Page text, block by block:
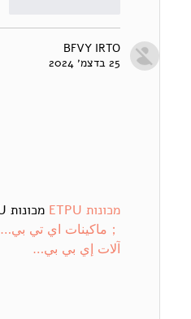
BFVY IRTO
25 בדצמ׳ 2024
מכונות ETPU
מכונות ETPU;
；ماكينات اي تي بي…
آلات إي بي بي…